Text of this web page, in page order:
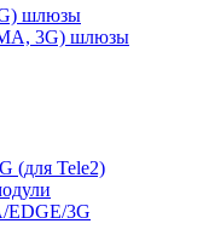
шлюзы
3G) шлюзы
(для Tele2)
3G